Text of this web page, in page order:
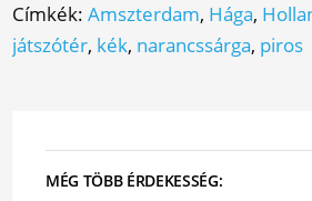
Címkék:Amszterdam, Hága,
játszótér, kék, narancssárga, piros
MÉG TÖBB ÉRDEKESSÉG: